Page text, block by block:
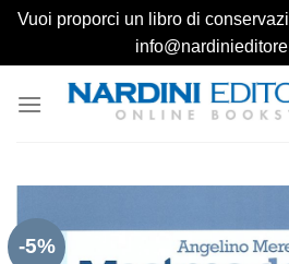
Vuoi proporci un libro di
-5%